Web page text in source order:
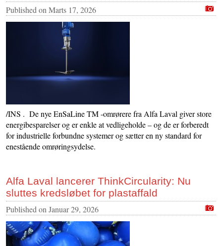
Published on Marts 17, 2026
/INS . De nye EnSaLine TM -omrørere fra Alfa Laval giver store
energibesparelser og er enkle at vedligeholde – og de er forberedt
for industrielle forbundne systemer og sætter en ny standard for
enestående omrøringsydelse.
Alfa Laval lancerer ThinkCircularity: Nu
sluttes kredsløbet for plastaffald
Published on Januar 29, 2026